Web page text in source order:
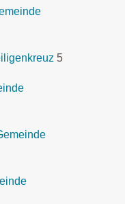
5